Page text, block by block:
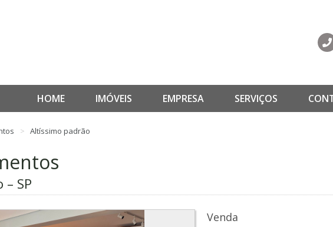
HOME IMÓVEIS EMPRESA SERVIÇOS
Altíssimo padrão
SP
Venda